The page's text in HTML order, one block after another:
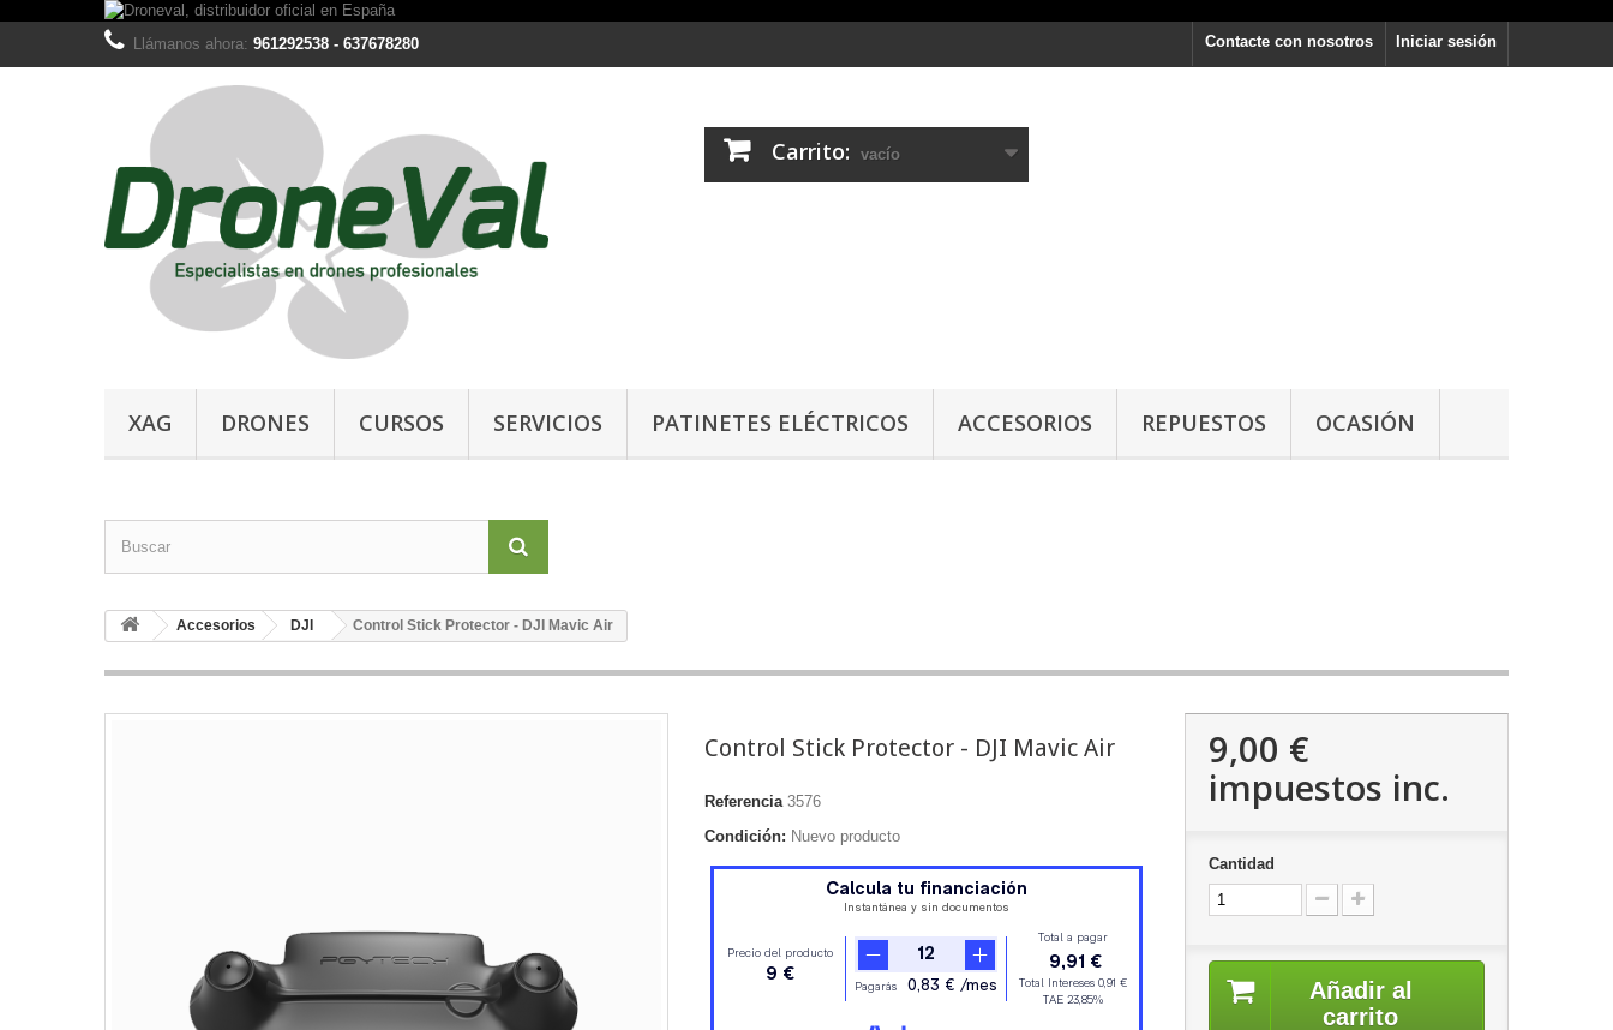
Iniciar sesión
Contacte con nosotros
Llámanos ahora: 961292538 - 637678280
Carrito: vacío
XAG DRONES CURSOS SERVICIOS PATINETES ELÉCTRICOS ACCESORIOS REPUESTOS OCASIÓN
Accesorios DJI Control Stick Protector - DJI Mavic Air
Control Stick Protector - DJI Mavic Air
Referencia 3576
Condición: Nuevo producto
9,00 €
impuestos inc.
Cantidad
Añadir al
carrito